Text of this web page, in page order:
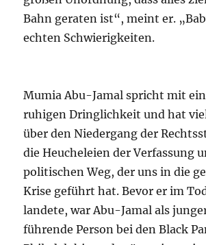
Bahn geraten ist“, meint er.
echten Schwierigkeiten.
Mumia Abu-Jamal spricht mit
ruhigen Dringlichkeit und hat
über den Niedergang der
die Heucheleien der Verfassung
politischen Weg, der uns in die
Krise geführt hat. Bevor er im
landete, war Abu-Jamal als
führende Person bei den Black